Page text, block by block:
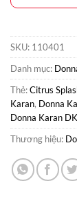
SKU: 110401
Danh mục:
Thẻ:Citrus
Karan, Donna
Donna Karan
Thương hiệu: